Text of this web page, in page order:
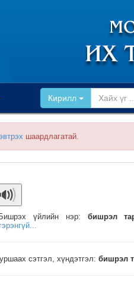
Кирилл
шаардлагатай.
үйлийн нэр: бишрэл
сэтгэл, хүндэтгэл: бишрэл